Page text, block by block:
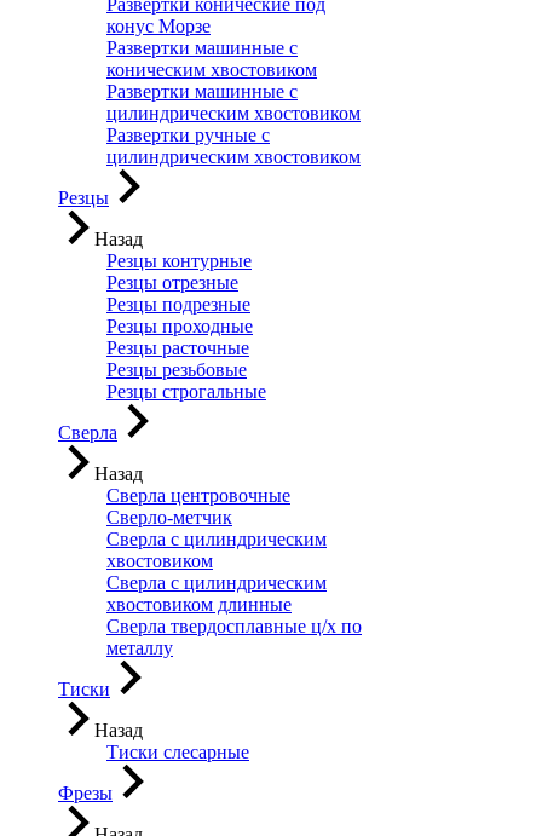
Развертки конические под
конус Морзе
Развертки машинные с
коническим хвостовиком
Развертки машинные с
цилиндрическим хвостовиком
Развертки ручные с
цилиндрическим хвостовиком
Резцы
Назад
Резцы контурные
Резцы отрезные
Резцы подрезные
Резцы проходные
Резцы расточные
Резцы резьбовые
Резцы строгальные
Сверла
Назад
Сверла центровочные
Сверло-метчик
Сверла с цилиндрическим
хвостовиком
Сверла с цилиндрическим
хвостовиком длинные
Сверла твердосплавные ц/х по
металлу
Тиски
Назад
Тиски слесарные
Фрезы